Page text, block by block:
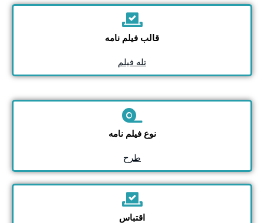
قالب فیلم نامه
تله فیلم
نوع فیلم نامه
طرح
اقتباس